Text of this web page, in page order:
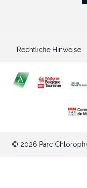
Rechtliche Hinweise
© 2026 Parc